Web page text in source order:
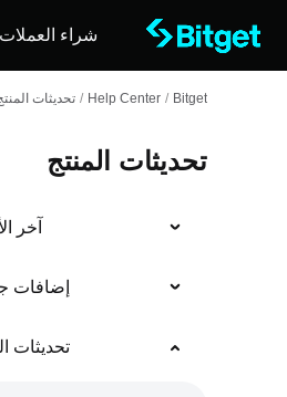
شراء
Bitget
/
Help Center
/ تحديثات
تحديثات المنتج
آخر
إضافات
تحديثات